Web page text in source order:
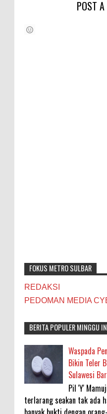
POST
FOKUS METRO SULBAR
REDAKSI
PEDOMAN MEDIA
BERITA POPULER MINGGU
Waspada
Bikin Teler
Sulawesi
Pil 'Y'
terlarang seakan tak ada